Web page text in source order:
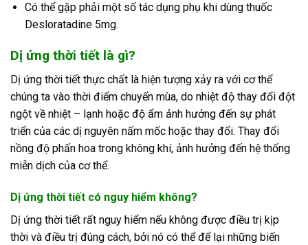
Có thể gặp phải một số tác dụng phụ khi dùng thuốc
Desloratadine 5mg.
Dị ứng thời tiết là gì?
Dị ứng thời tiết thực chất là hiện tượng xảy ra với cơ thể
chúng ta vào thời điểm chuyển mùa, do nhiệt độ thay đổi đột
ngột về nhiệt – lạnh hoặc độ ẩm ảnh hưởng đến sự phát
triển của các dị nguyên nấm mốc hoặc thay đổi. Thay đổi
nồng độ phấn hoa trong không khí, ảnh hưởng đến hệ thống
miễn dịch của cơ thể.
Dị ứng thời tiết có nguy hiểm không?
Dị ứng thời tiết rất nguy hiểm nếu không được điều trị kịp
thời và điều trị đúng cách, bởi nó có thể để lại những biến